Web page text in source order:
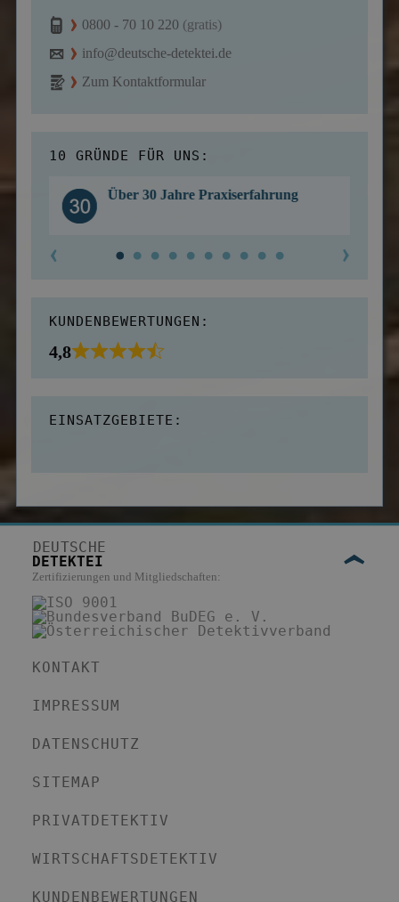
0800 - 70 10 220 (gratis)
info@deutsche-detektei.de
Zum Kontaktformular
10 GRÜNDE FÜR UNS:
Über 30 Jahre Praxiserfahrung
KUNDENBEWERTUNGEN:
4,8
EINSATZGEBIETE:
DEUTSCHE
DETEKTEI
Zertifizierungen und Mitgliedschaften:
KONTAKT
IMPRESSUM
DATENSCHUTZ
SITEMAP
PRIVATDETEKTIV
WIRTSCHAFTSDETEKTIV
KUNDENBEWERTUNGEN